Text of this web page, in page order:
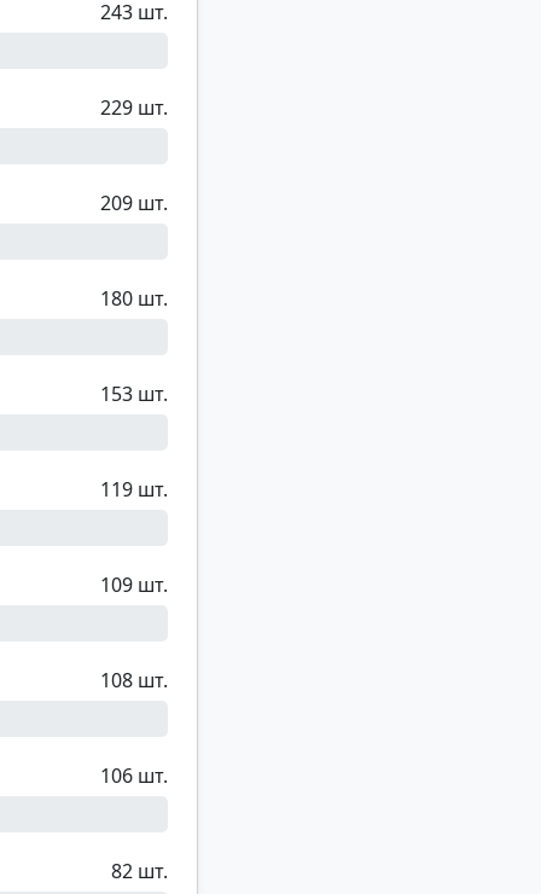
243 шт.
229 шт.
209 шт.
180 шт.
153 шт.
119 шт.
109 шт.
108 шт.
106 шт.
82 шт.